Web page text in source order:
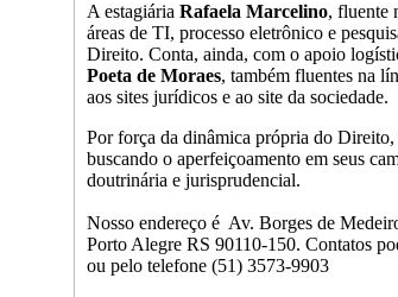
A estagiária Rafaela Marcelino, fluente
áreas de TI, processo eletrônico e
Direito. Conta, ainda, com o apoio
Poeta de Moraes, também fluentes na
aos sites jurídicos e ao site da sociedade.
Por força da dinâmica própria do Direito,
buscando o aperfeiçoamento em seus
doutrinária e jurisprudencial.
Nosso endereço é Av. Borges de
Porto Alegre RS 90110-150. Contatos
ou pelo telefone (51) 3573-9903